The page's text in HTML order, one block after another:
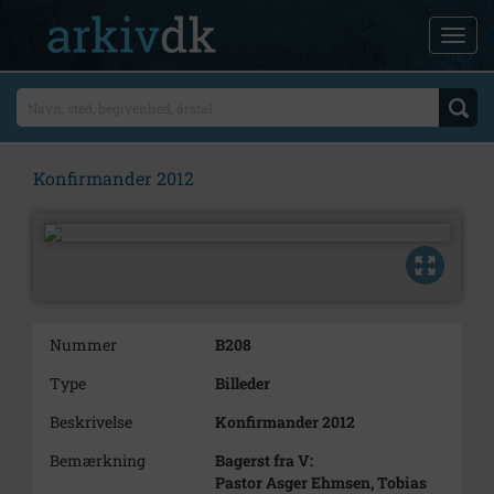
Konfirmander 2012
Nummer
B208
Type
Billeder
Beskrivelse
Konfirmander 2012
Bemærkning
Bagerst fra V:
Pastor Asger Ehmsen, Tobias